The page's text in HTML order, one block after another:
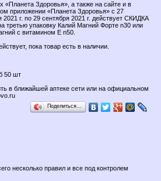
«Планета Здоровья», а также на сайте и в
приложении «Планета Здоровья» с 27
2021 г. по 29 сентября 2021 г. действует СКИДКА
третью упаковку Калий Магний Форте n30 или
с витамином Е n50.
пока товар есть в наличии.
50 шт
в ближайшей аптеке сети или на официальном
Поделиться…
несколько правил и все под контролем